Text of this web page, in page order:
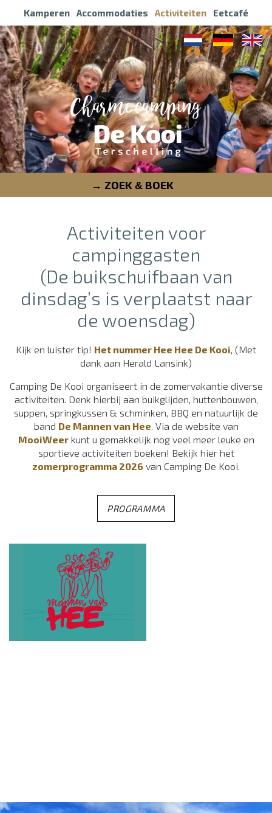
Kamperen Accommodaties Activiteiten Eetcafé
ZOEK & BOEK
Activiteiten voor
campinggasten
(De buikschuifbaan van
dinsdag’s is verplaatst naar
de woensdag)
Kijk en luister tip! Het nummer Hee Hee De Kooi, (Met
dank aan Herald Lansink)
Camping De Kooi organiseert in de zomervakantie diverse
activiteiten. Denk hierbij aan buikglijden, huttenbouwen,
suppen, springkussen & schminken, BBQ en natuurlijk de
band De Mannen van Hee. Via de website van
MooiWeerkunt u gemakkelijk nog veel meer leuke en
sportieve activiteiten boeken! Bekijk hier het
zomerprogramma 2026 van Camping De Kooi.
PROGRAMMA